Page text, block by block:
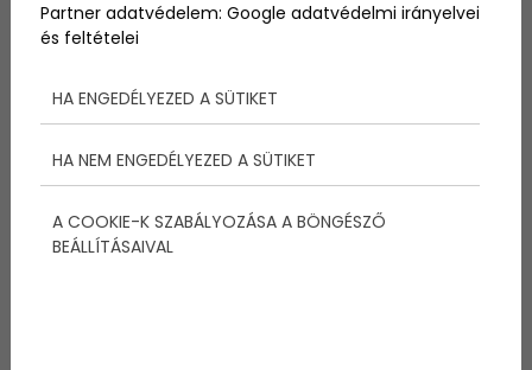
Partner adatvédelem: Google adatvédelmi irányelvei
és feltételei
HA ENGEDÉLYEZED A SÜTIKET
HA NEM ENGEDÉLYEZED A SÜTIKET
A COOKIE-K SZABÁLYOZÁSA A BÖNGÉSZŐ
BEÁLLÍTÁSAIVAL